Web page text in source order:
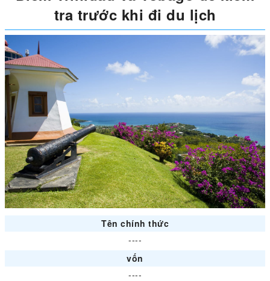
tra trước khi đi du lịch
Tên chính thức
----
vốn
----